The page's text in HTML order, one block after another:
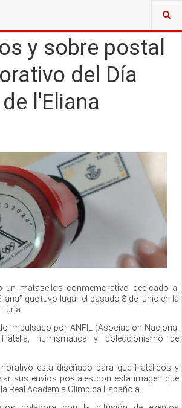
y sobre postal
del Día
l'Eliana
un matasellos conmemorativo dedicado al
que tuvo lugar el pasado 8 de junio en la
impulsado por ANFIL (Asociación Nacional
numismática y coleccionismo de
está diseñado para que filatélicos y
sus envíos postales con esta imagen que
Real Academia Olímpica Española.